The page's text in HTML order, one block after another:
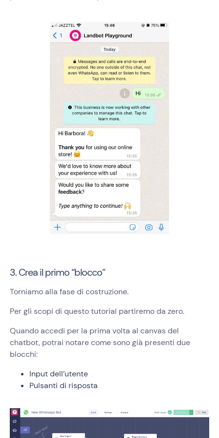
3. Crea il primo “blocco”
Torniamo alla fase di costruzione.
Per gli scopi di questo tutorial partiremo da zero.
Quando accedi per la prima volta al canvas del
chatbot, potrai notare come sono già presenti due
blocchi:
Input dell’utente
Pulsanti di risposta